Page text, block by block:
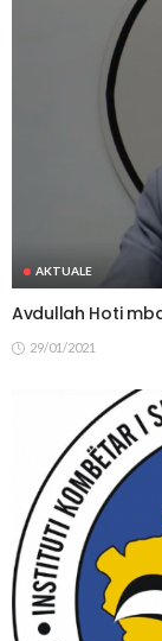
AKTUALE
Avdullah Hoti
29/01/2021